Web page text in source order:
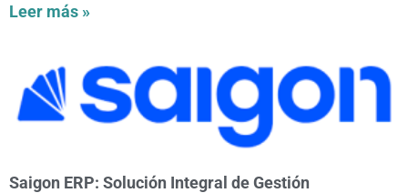
Leer más »
Saigon ERP: Solución Integral de Gestión